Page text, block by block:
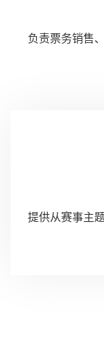
负责票务销售
提供从赛事主